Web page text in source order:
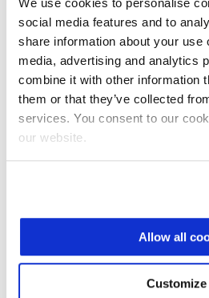
We use cookies to personalise
social media features and to
share information about your use
media, advertising and analytics
combine it with other information
them or that they’ve collected
services. You consent to our
our website.
Allow all
Customize
ejemplo:
En 2015 Chandler,
ordenanza que
rechazar las solicitudes
hídricos si no cumplían
desarrollo económico
Después de una lucha
Carolina de Sur ante
los acuíferos, en 2019
bombeo de
Las empresas están
rápidamente y establecen